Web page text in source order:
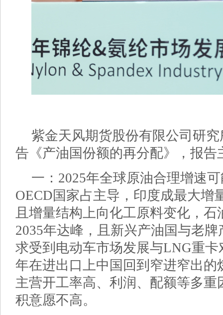
紫金天风期货股份有限公司研
告《产油国份额的再分配》，报告
一：2025年全球原油合理增速
OECD国家占主导，印度成最大增
且增量结构上向化工原料变化，
2035年达峰，且新兴产油国与老
求受到电动车市场发展与LNG重
年在进出口上中国回到窄进窄出
主营开工率高、利润、配额等多
积意愿不高。